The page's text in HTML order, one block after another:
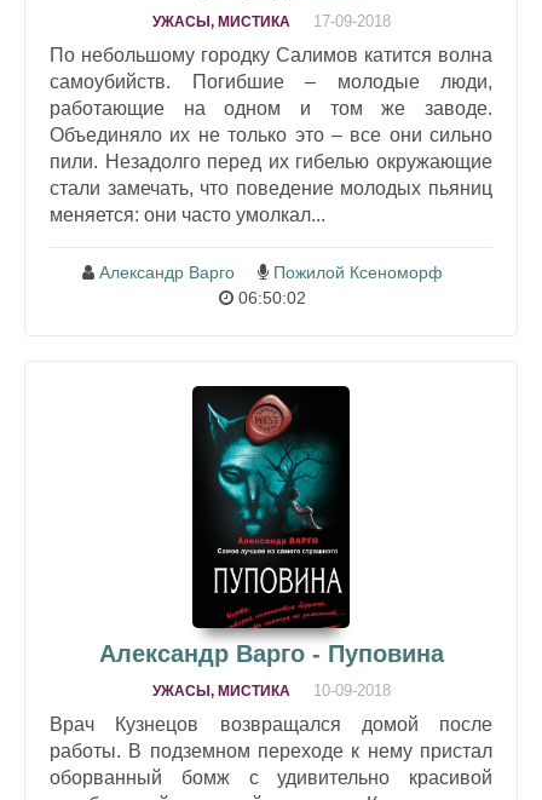
УЖАСЫ, МИСТИКА 17-09-2018
По небольшому городку Салимов катится волна
самоубийств. Погибшие – молодые люди,
работающие на одном и том же заводе.
Объединяло их не только это – все они сильно
пили. Незадолго перед их гибелью окружающие
стали замечать, что поведение молодых пьяниц
меняется: они часто умолкал...
Александр Варго
Пожилой Ксеноморф
06:50:02
Александр Варго - Пуповина
УЖАСЫ, МИСТИКА 10-09-2018
Врач Кузнецов возвращался домой после
работы. В подземном переходе к нему пристал
оборванный бомж с удивительно красивой